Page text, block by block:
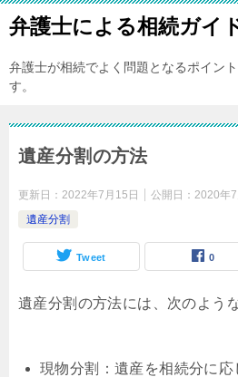
弁護士による相続ガイ
弁護士が相続でよく問題となるポイン
す。
遺産分割の方法
更新日： 2022年7月15日 公開日： 2020年7
遺産分割
Tweet 0
遺産分割の方法には、次のよう
現物分割：遺産を相続分に